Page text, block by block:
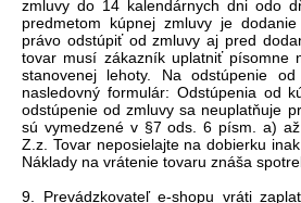
zmluvy do 14 kalendárnych dni odo
predmetom kúpnej zmluvy je
právo odstúpiť od zmluvy aj pred
tovar musí zákazník uplatniť písomne
stanovenej lehoty. Na odstúpenie
nasledovný formulár: Odstúpenia od
odstúpenie od zmluvy sa neuplatňuje
sú vymedzené v §7 ods. 6 písm. a)
Z.z. Tovar neposielajte na dobierku
Náklady na vrátenie tovaru znáša
9. Prevádzkovateľ e-shopu vráti